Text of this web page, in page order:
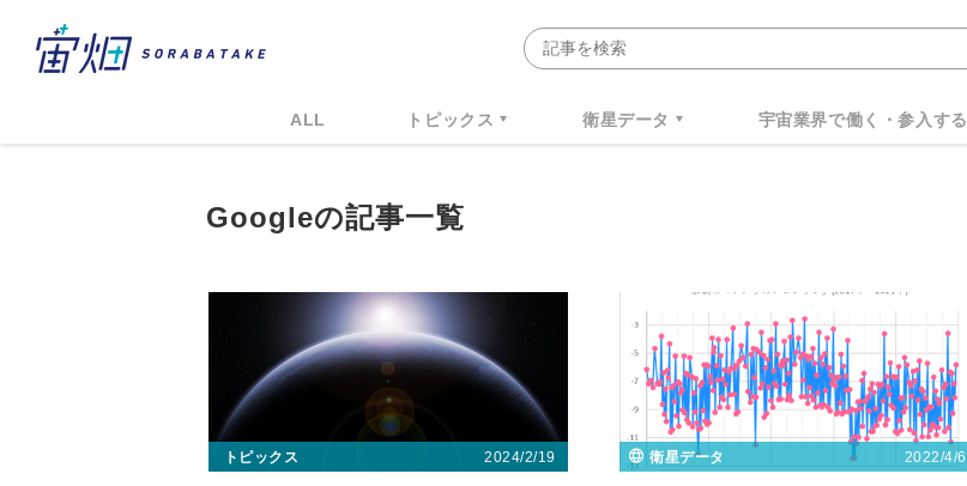
ALL トピックス 衛星データ 宇宙業界で働く・参入する
Googleの記事一覧
トピックス 2024/2/19 衛星データ 2022/4/6